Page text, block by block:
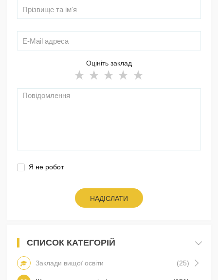
Оцініть заклад
Я не робот
НАДІСЛАТИ
СПИСОК КАТЕГОРІЙ
Заклади вищої освіти (25)